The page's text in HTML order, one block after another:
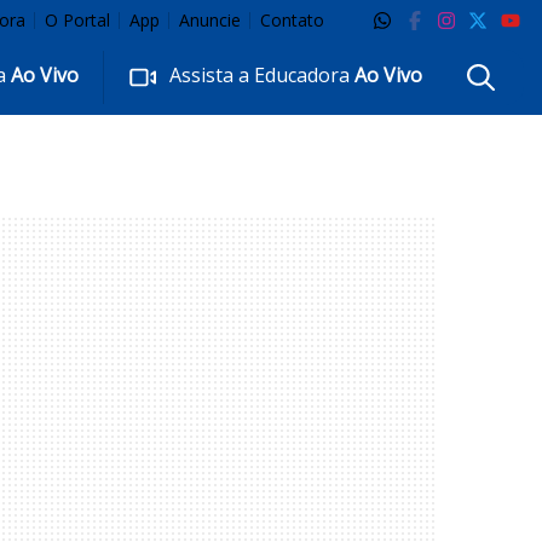
O Portal App Anuncie Contato
Ao Vivo Assista a EducadoraAo Vivo